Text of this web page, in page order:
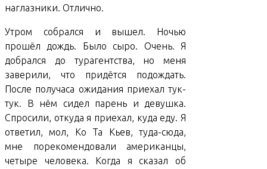
наглазники. Отлично.
Утром собрался и вышел. Ночью
прошёл дождь. Было сыро. Очень. Я
добрался до турагентства, но меня
заверили, что придётся подождать.
После получаса ожидания приехал тук-
тук. В нём сидел парень и девушка.
Спросили, откуда я приехал, куда еду. Я
ответил, мол, Ко Та Кьев, туда-сюда,
мне порекомендовали американцы,
четыре человека. Когда я сказал об